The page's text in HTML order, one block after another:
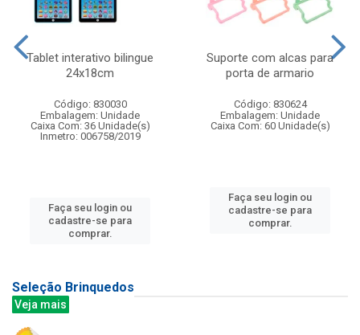
Tablet interativo bilingue
24x18cm
Código: 830030
Embalagem: Unidade
Caixa Com: 36 Unidade(s)
Inmetro: 006758/2019
Faça seu login ou
cadastre-se para
comprar.
Suporte com alcas para
porta de armario
Código: 830624
Embalagem: Unidade
Caixa Com: 60 Unidade(s)
Faça seu login ou
cadastre-se para
comprar.
Seleção Brinquedos
Veja mais